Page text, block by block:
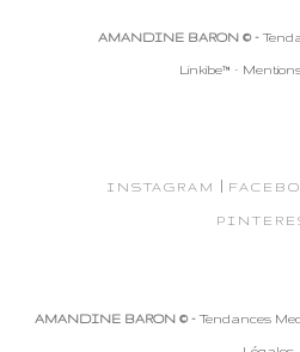
AMANDINE BARON © -
Linkibe™ -
INSTAGRAM |
AMANDINE BARON © -Tendances